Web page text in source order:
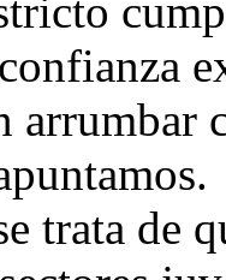
arrumbar
trata de